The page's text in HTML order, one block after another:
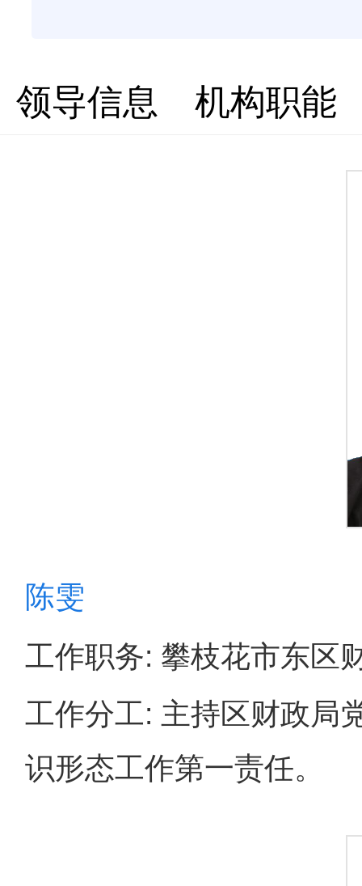
领导信息 机构职能
陈雯
工作职务: 攀枝花市东区
工作分工: 主持区财政局
识形态工作第一责任。